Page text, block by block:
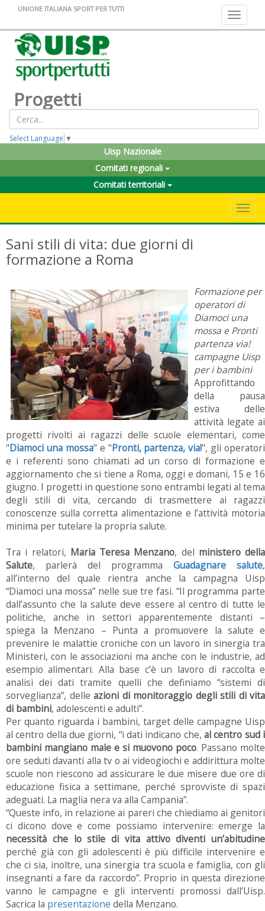
Toggle
UNIONE ITALIANA SPORT PER TUTTI
Progetti
Select Language ▼
Uisp Nazionale
Comitati regionali
Comitati territoriali
Sani stili di vita: due giorni di
formazione a Roma
Formazione per
operatori di
Diamoci una
mossa e Pronti
partenza via!
campagne Uisp
per i bambini
Approfittando
della pausa
estiva delle
attività legate ai
progetti rivolti ai ragazzi delle scuole elementari, come
"Diamoci una mossa" e "Pronti, partenza, via!", gli operatori
e i referenti sono chiamati ad un corso di formazione e
aggiornamento che si tiene a Roma, oggi e domani, 15 e 16
giugno. I progetti in questione sono entrambi legati al tema
degli stili di vita, cercando di trasmettere ai ragazzi
conoscenze sulla corretta alimentazione e l’attività motoria
minima per tutelare la propria salute.
Tra i relatori, Maria Teresa Menzano, del ministero della
Salute, parlerà del programma Guadagnare salute,
all’interno del quale rientra anche la campagna Uisp
“Diamoci una mossa” nelle sue tre fasi. “Il programma parte
dall’assunto che la salute deve essere al centro di tutte le
politiche, anche in settori apparentemente distanti –
spiega la Menzano – Punta a promuovere la salute e
prevenire le malattie croniche con un lavoro in sinergia tra
Ministeri, con le associazioni ma anche con le industrie, ad
esempio alimentari. Alla base c’è un lavoro di raccolta e
analisi dei dati tramite quelli che definiamo “sistemi di
sorveglianza”, delle azioni di monitoraggio degli stili di vita
di bambini, adolescenti e adulti”.
Per quanto riguarda i bambini, target delle campagne Uisp
al centro della due giorni, “i dati indicano che, al centro sud i
bambini mangiano male e si muovono poco. Passano molte
ore seduti davanti alla tv o ai videogiochi e addirittura molte
scuole non riescono ad assicurare le due misere due ore di
educazione fisica a settimane, perché sprovviste di spazi
adeguati. La maglia nera va alla Campania”.
“Queste info, in relazione ai pareri che chiediamo ai genitori
ci dicono dove e come possiamo intervenire: emerge la
necessità che lo stile di vita attivo diventi un’abitudine
perché già con gli adolescenti è più difficile intervenire e
che ci sia, inoltre, una sinergia tra scuola e famiglia, con gli
insegnanti a fare da raccordo”. Proprio in questa direzione
vanno le campagne e gli interventi promossi dall’Uisp.
Sacrica la presentazione della Menzano.